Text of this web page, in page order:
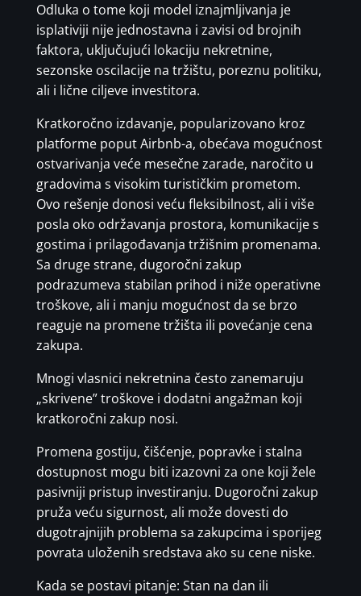
Odluka o tome koji model iznajmljivanja je
isplativiji nije jednostavna i zavisi od brojnih
faktora, uključujući lokaciju nekretnine,
sezonske oscilacije na tržištu, poreznu politiku,
ali i lične ciljeve investitora.
Kratkoročno izdavanje, popularizovano kroz
platforme poput Airbnb-a, obećava mogućnost
ostvarivanja veće mesečne zarade, naročito u
gradovima s visokim turističkim prometom.
Ovo rešenje donosi veću fleksibilnost, ali i više
posla oko održavanja prostora, komunikacije s
gostima i prilagođavanja tržišnim promenama.
Sa druge strane, dugoročni zakup
podrazumeva stabilan prihod i niže operativne
troškove, ali i manju mogućnost da se brzo
reaguje na promene tržišta ili povećanje cena
zakupa.
Mnogi vlasnici nekretnina često zanemaruju
„skrivene” troškove i dodatni angažman koji
kratkoročni zakup nosi.
Promena gostiju, čišćenje, popravke i stalna
dostupnost mogu biti izazovni za one koji žele
pasivniji pristup investiranju. Dugoročni zakup
pruža veću sigurnost, ali može dovesti do
dugotrajnijih problema sa zakupcima i sporijeg
povrata uloženih sredstava ako su cene niske.
Kada se postavi pitanje: Stan na dan ili